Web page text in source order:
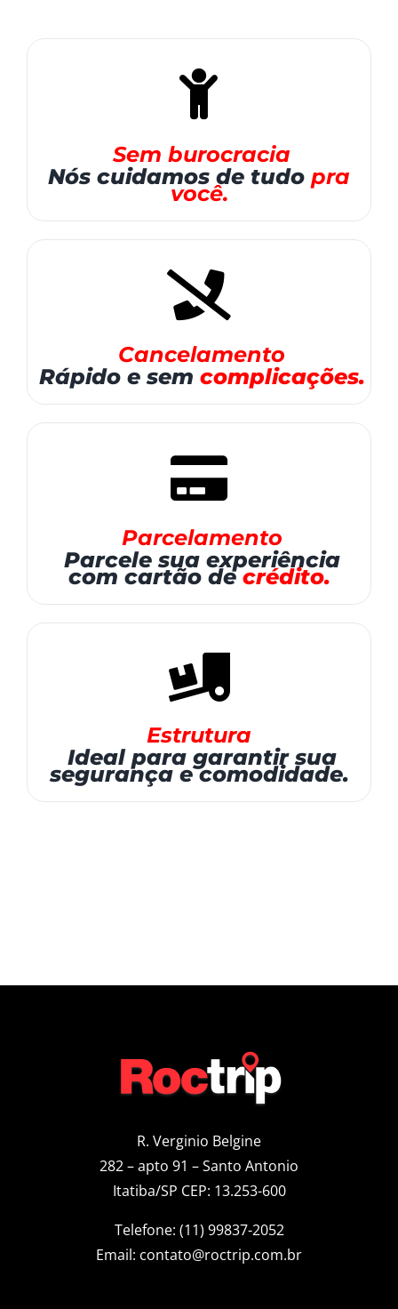
Sem burocracia
Nós cuidamos de tudo pra
você.
Cancelamento
Rápido e sem complicações.
Parcelamento
Parcele sua experiência
com cartão decrédito.
Estrutura
Ideal para garantir sua
segurança e comodidade.
R. Verginio Belgine
282 – apto 91 – Santo Antonio
Itatiba/SP CEP: 13.253-600
Telefone: (11) 99837-2052
Email: contato@roctrip.com.br